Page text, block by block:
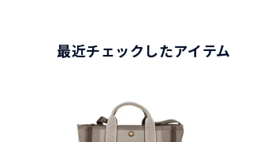
最近チェックしたアイテム